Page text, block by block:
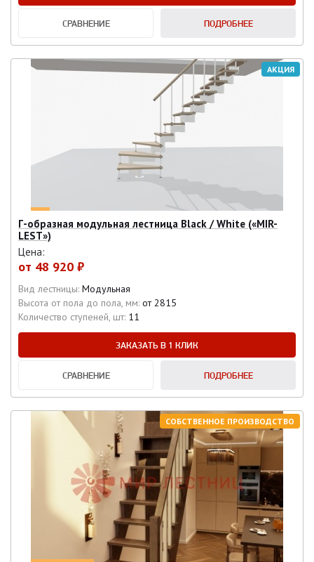
СРАВНЕНИЕ ПОДРОБНЕЕ
АКЦИЯ
Г-образная модульная лестница Black / White («MIR-
LEST»)
Цена:
от 48 920 ₽
Вид лестницы: Модульная
Высота от пола до пола, мм: от 2815
Количество ступеней, шт: 11
ЗАКАЗАТЬ В 1 КЛИК
СРАВНЕНИЕ ПОДРОБНЕЕ
СОБСТВЕННОЕ ПРОИЗВОДСТВО